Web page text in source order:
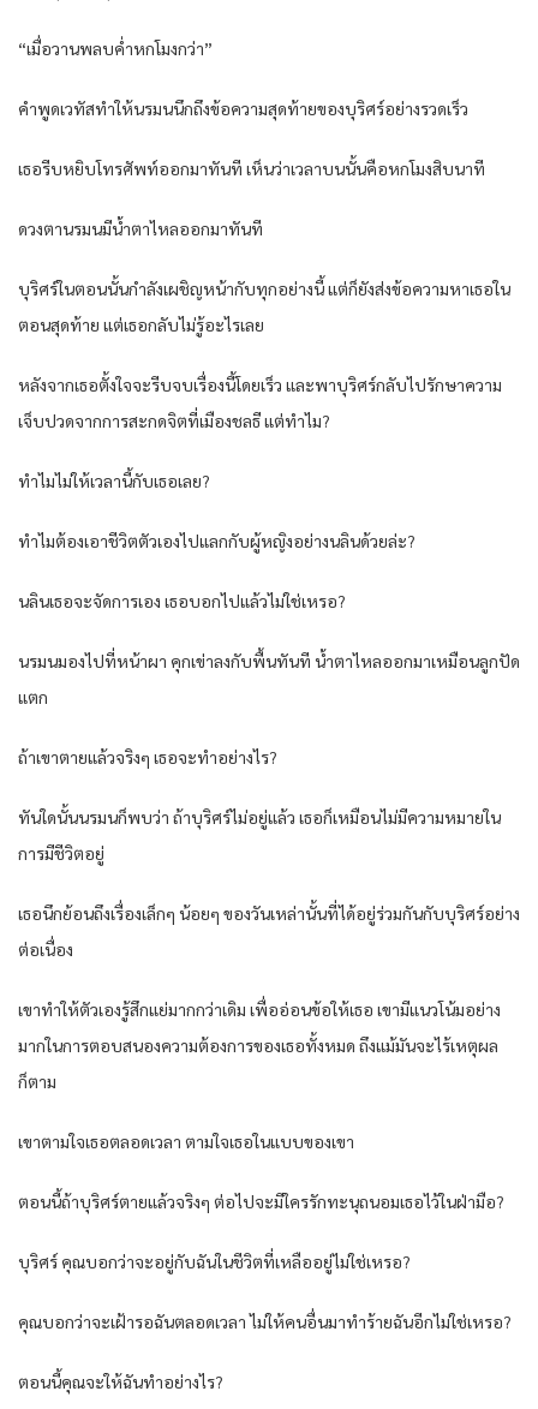
“เมื่อวานพลบค่ำหกโมงกว่า”
คำพูดเวทัสทำให้นรมนนึกถึงข้อความสุดท้ายของบุริศร์อย่างรวดเร็ว
เธอรีบหยิบโทรศัพท์ออกมาทันที เห็นว่าเวลาบนนั้นคือหกโมงสิบนาที
ดวงตานรมนมีน้ำตาไหลออกมาทันที
บุริศร์ในตอนนั้นกำลังเผชิญหน้ากับทุกอย่างนี้ แต่ก็ยังส่งข้อความหาเธอใน
ตอนสุดท้าย แต่เธอกลับไม่รู้อะไรเลย
หลังจากเธอตั้งใจจะรีบจบเรื่องนี้โดยเร็ว และพาบุริศร์กลับไปรักษาความ
เจ็บปวดจากการสะกดจิตที่เมืองชลธี แต่ทำไม?
ทำไมไม่ให้เวลานี้กับเธอเลย?
ทำไมต้องเอาชีวิตตัวเองไปแลกกับผู้หญิงอย่างนลินด้วยล่ะ?
นลินเธอจะจัดการเอง เธอบอกไปแล้วไม่ใช่เหรอ?
นรมนมองไปที่หน้าผา คุกเข่าลงกับพื้นทันที น้ำตาไหลออกมาเหมือนลูกปัด
แตก
ถ้าเขาตายแล้วจริงๆ เธอจะทำอย่างไร?
ทันใดนั้นนรมนก็พบว่า ถ้าบุริศร์ไม่อยู่แล้ว เธอก็เหมือนไม่มีความหมายใน
การมีชีวิตอยู่
เธอนึกย้อนถึงเรื่องเล็กๆ น้อยๆ ของวันเหล่านั้นที่ได้อยู่ร่วมกันกับบุริศร์อย่าง
ต่อเนื่อง
เขาทำให้ตัวเองรู้สึกแย่มากกว่าเดิม เพื่ออ่อนข้อให้เธอ เขามีแนวโน้มอย่าง
มากในการตอบสนองความต้องการของเธอทั้งหมด ถึงแม้มันจะไร้เหตุผล
ก็ตาม
เขาตามใจเธอตลอดเวลา ตามใจเธอในแบบของเขา
ตอนนี้ถ้าบุริศร์ตายแล้วจริงๆ ต่อไปจะมีใครรักทะนุถนอมเธอไว้ในฝ่ามือ?
บุริศร์ คุณบอกว่าจะอยู่กับฉันในชีวิตที่เหลืออยู่ไม่ใช่เหรอ?
คุณบอกว่าจะเฝ้ารอฉันตลอดเวลา ไม่ให้คนอื่นมาทำร้ายฉันอีกไม่ใช่เหรอ?
ตอนนี้คุณจะให้ฉันทำอย่างไร?